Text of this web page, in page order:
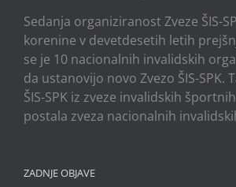
Sedanja organiziranost Zveze ŠIS-
korenine v devetdesetih letih
se je 10 nacionalnih invalidskih
da ustanovijo novo Zvezo ŠIS-SPK.
ŠIS-SPK iz zveze invalidskih
postala zveza nacionalnih
ZADNJE OBJAVE